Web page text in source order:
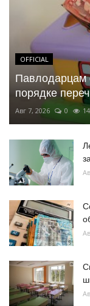
OFFICIAL
Павлодарцам
порядке
Авг 7, 2026 0